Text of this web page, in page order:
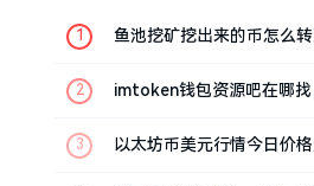
鱼池挖矿挖出来的币怎么
imtoken钱包资源吧在哪
以太坊币美元行情今日价